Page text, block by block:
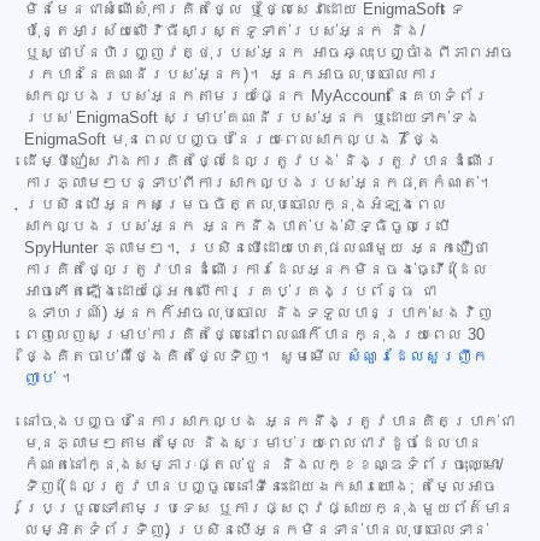
មិនមែនជាសំណើសុំការគិតថ្លៃ ឬថ្លៃសេវាដោយ EnigmaSoft ទេ
ប៉ុន្តែអាស្រ័យលើវិធីសាស្ត្រទូទាត់របស់អ្នក និង/
ឬស្ថាប័នហិរញ្ញវត្ថុរបស់អ្នក អាចឆ្លុះបញ្ចាំងពីភាពអាច
រកបាននៃគណនីរបស់អ្នក)។ អ្នកអាចលុបចោលការ
សាកល្បងរបស់អ្នកតាមរយៈផ្នែក MyAccount នៃគេហទំព័រ
របស់ EnigmaSoft សម្រាប់គណនីរបស់អ្នក ឬដោយទាក់ទង
EnigmaSoft មុនពេលបញ្ចប់នៃរយៈពេលសាកល្បង 7 ថ្ងៃ
ដើម្បីជៀសវាងការគិតថ្លៃដែលត្រូវបង់ និងត្រូវបានដំណើរ
ការភ្លាមៗបន្ទាប់ពីការសាកល្បងរបស់អ្នកផុតកំណត់។
ប្រសិនបើអ្នកសម្រេចចិត្តលុបចោលក្នុងអំឡុងពេល
សាកល្បងរបស់អ្នក អ្នកនឹងបាត់បង់សិទ្ធិចូលប្រើ
SpyHunter ភ្លាមៗ។ ប្រសិនបើដោយហេតុផលណាមួយ អ្នកជឿថា
ការគិតថ្លៃត្រូវបានដំណើរការដែលអ្នកមិនចង់ធ្វើ (ដែល
អាចកើតឡើងដោយផ្អែកលើការគ្រប់គ្រងប្រព័ន្ធ ជា
ឧទាហរណ៍) អ្នកក៏អាចលុបចោល និងទទួលបានប្រាក់សងវិញ
ពេញលេញសម្រាប់ការគិតថ្លៃនៅពេលណាក៏បានក្នុងរយៈពេល 30
ថ្ងៃគិតចាប់ពីថ្ងៃគិតថ្លៃទិញ។ សូមមើល សំណួរដែលសួរញឹក
ញាប់ ។
នៅចុងបញ្ចប់នៃការសាកល្បង អ្នកនឹងត្រូវបានគិតប្រាក់ជា
មុនភ្លាមៗតាមតម្លៃ និងសម្រាប់រយៈពេលជាវដូចដែលបាន
កំណត់នៅក្នុងសម្ភារៈផ្តល់ជូន និងលក្ខខណ្ឌទំព័រចុះឈ្មោះ/
ទិញ (ដែលត្រូវបានបញ្ចូលនៅទីនេះដោយឯកសារយោង; តម្លៃអាច
ប្រែប្រួលទៅតាមប្រទេស ឬការផ្សព្វផ្សាយក្នុងមួយព័ត៌មាន
លម្អិតទំព័រទិញ) ប្រសិនបើអ្នកមិនទាន់បានលុបចោលទាន់